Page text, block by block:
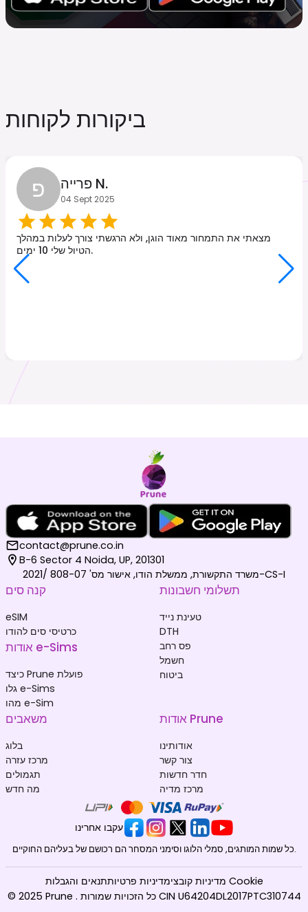
ביקורות לקוחות
פ פרייה N.
04 Sept 2025
מצאתי את התמחור מאוד הוגן, ולא הרגשתי צורך לעלות במהלך
הטיול שלי 10 ימים.
contact@prune.co.in
B-6 Sector 4 Noida, UP, 201301
משרד התקשורת, ממשלת הודו, אישור מס' 808-07 /2021-CS-I
קנה סים
eSIM
כרטיסי סים להודו
אודות e-Sims
כיצד Prune פועלת
גלו e-Sims
מהו e-Sim
תשלומי חשבונות
טעינת נייד
DTH
פס רחב
חשמל
ביטוח
משאבים
בלוג
מרכז עזרה
תגמולים
מה חדש
אודות Prune
אודותינו
צור קשר
חדר חדשות
מרכז מדיה
עקבו אחרינו
כל שמות המותגים, סמלי הלוגו וסימני המסחר הם רכושם של בעליהם החוקיים.
© 2025 Prune . כל הזכויות שמורות CIN U64204DL2017PTC310744
תנאים והגבלותמדיניות פרטיות מדיניות קובצי Cookie